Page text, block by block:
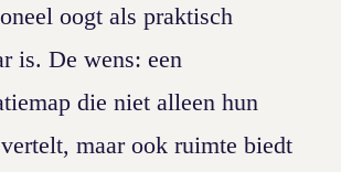
oogt als praktisch
is. De wens: een
die niet alleen hun
maar ook ruimte biedt